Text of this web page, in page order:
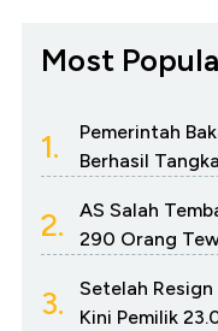
Most
1.
Pemerintah
Berhasil
2.
AS Salah
290 Orang
3.
Setelah
Kini Pemilik